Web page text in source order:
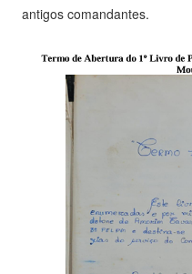
antigos comandantes.